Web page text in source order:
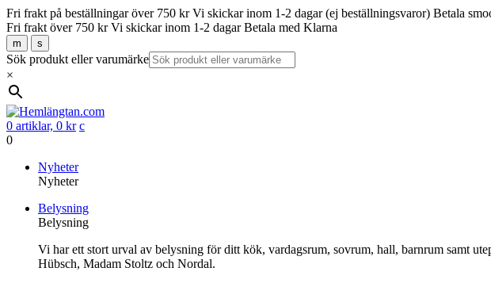
Fri frakt på beställningar över 750 kr Vi skickar inom 1-2 dagar (ej beställningsvaror) Betala
Fri frakt över 750 kr Vi skickar inom 1-2 dagar Betala med Klarna
m s
Sök produkt eller varumärke
×
0 artiklar, 0 kr c
0
innehåll
Nyheter
Nyheter
Belysning
Belysning
Vi har ett stort urval av belysning för ditt kök, vardagsrum, sovrum, hall, barnrum samt
Hübsch, Madam Stoltz och Nordal.